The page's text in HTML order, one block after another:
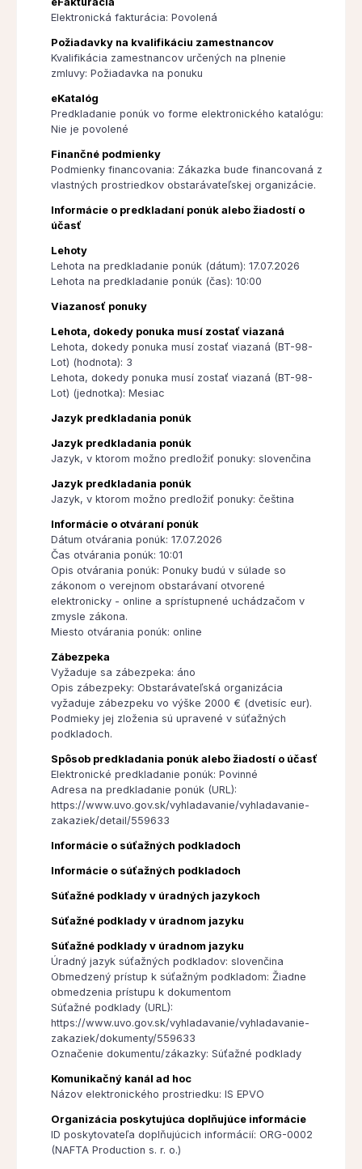
Elektronická fakturácia: Povolená
Požiadavky na kvalifikáciu zamestnancov
Kvalifikácia zamestnancov určených na plnenie
zmluvy: Požiadavka na ponuku
eKatalóg
Predkladanie ponúk vo forme elektronického katalógu:
Nie je povolené
Finančné podmienky
Podmienky financovania: Zákazka bude financovaná z
vlastných prostriedkov obstarávateľskej organizácie.
Informácie o predkladaní ponúk alebo žiadostí o
účasť
Lehoty
Lehota na predkladanie ponúk (dátum): 17.07.2026
Lehota na predkladanie ponúk (čas): 10:00
Viazanosť ponuky
Lehota, dokedy ponuka musí zostať viazaná
Lehota, dokedy ponuka musí zostať viazaná (BT-98-
Lot) (hodnota): 3
Lehota, dokedy ponuka musí zostať viazaná (BT-98-
Lot) (jednotka): Mesiac
Jazyk predkladania ponúk
Jazyk predkladania ponúk
Jazyk, v ktorom možno predložiť ponuky: slovenčina
Jazyk predkladania ponúk
Jazyk, v ktorom možno predložiť ponuky: čeština
Informácie o otváraní ponúk
Dátum otvárania ponúk: 17.07.2026
Čas otvárania ponúk: 10:01
Opis otvárania ponúk: Ponuky budú v súlade so
zákonom o verejnom obstarávaní otvorené
elektronicky - online a sprístupnené uchádzačom v
zmysle zákona.
Miesto otvárania ponúk: online
Zábezpeka
Vyžaduje sa zábezpeka: áno
Opis zábezpeky: Obstarávateľská organizácia
vyžaduje zábezpeku vo výške 2000 € (dvetisíc eur).
Podmieky jej zloženia sú upravené v súťažných
podkladoch.
Spôsob predkladania ponúk alebo žiadostí o účasť
Elektronické predkladanie ponúk: Povinné
Adresa na predkladanie ponúk (URL):
https://www.uvo.gov.sk/vyhladavanie/vyhladavanie-
zakaziek/detail/559633
Informácie o súťažných podkladoch
Informácie o súťažných podkladoch
Súťažné podklady v úradných jazykoch
Súťažné podklady v úradnom jazyku
Súťažné podklady v úradnom jazyku
Úradný jazyk súťažných podkladov: slovenčina
Obmedzený prístup k súťažným podkladom: Žiadne
obmedzenia prístupu k dokumentom
Súťažné podklady (URL):
https://www.uvo.gov.sk/vyhladavanie/vyhladavanie-
zakaziek/dokumenty/559633
Označenie dokumentu/zákazky: Súťažné podklady
Komunikačný kanál ad hoc
Názov elektronického prostriedku: IS EPVO
Organizácia poskytujúca doplňujúce informácie
ID poskytovateľa doplňujúcich informácií: ORG-0002
(NAFTA Production s. r. o.)